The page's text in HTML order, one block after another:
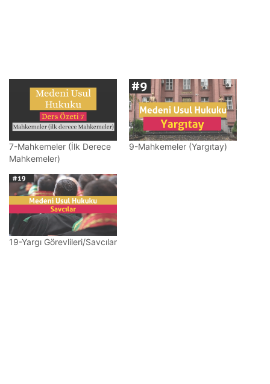
7-Mahkemeler (İlk Derece
Mahkemeler)
9-Mahkemeler (Yargıtay)
19-Yargı Görevlileri/Savcılar